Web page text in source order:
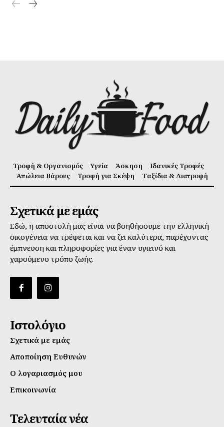
Τροφή & Οργανισμός Υγεία Άσκηση
Ιδανικές Τροφές
Απώλεια Βάρους
Τροφή για Σκέψη Ταξίδια & Διατροφή
Σχετικά με εμάς
Εδώ, η αποστολή μας είναι να βοηθήσουμε την ελληνική
οικογένεια να τρέφεται και να ζει καλύτερα, παρέχοντας
έμπνευση και πληροφορίες για έναν υγιεινό και
χαρούμενο τρόπο ζωής.
Ιστολόγιο
Σχετικά με εμάς
Αποποίηση Ευθυνών
Ο λογαριασμός μου
Επικοινωνία
Τελευταία νέα